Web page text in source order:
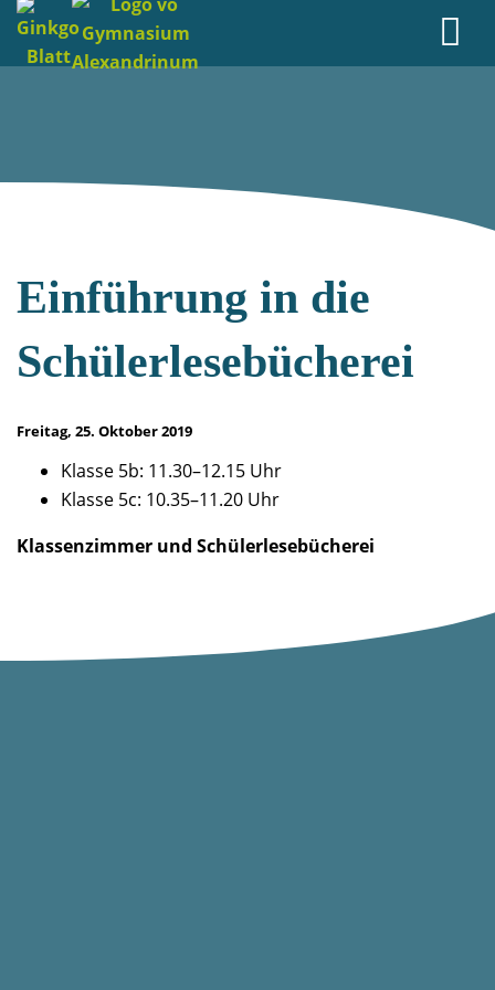
Einführung in die
Schülerlesebücherei
Freitag, 25. Oktober 2019
Klasse 5b: 11.30–12.15 Uhr
Klasse 5c: 10.35–11.20 Uhr
Klassenzimmer und Schülerlesebücherei